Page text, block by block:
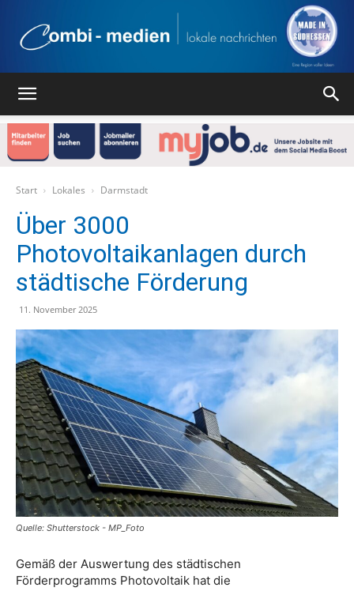
Verlag
Start Lokales Darmstadt
Über 3000
Photovoltaikanlagen durch
städtische Förderung
11. November 2025
Quelle: Shutterstock - MP_Foto
Gemäß der Auswertung des städtischen
Förderprogramms Photovoltaik hat die